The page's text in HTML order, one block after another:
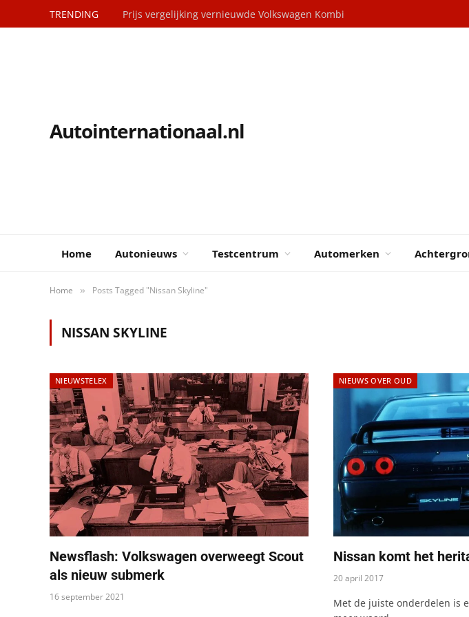
TRENDING Prijs vergelijking vernieuwde Volkswagen Kombi
Autointernationaal.nl
Home Autonieuws Testcentrum Automerken
Home » Posts Tagged "Nissan Skyline"
NISSAN SKYLINE
NIEUWSTELEX
Newsflash: Volkswagen overweegt Scout
als nieuw submerk
16 september 2021
NIEUWS OVER OUD
Nissan komt het
20 april 2017
Met de juiste onderdelen is